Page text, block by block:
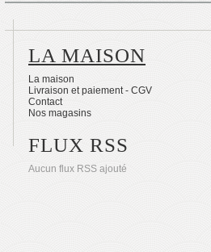
LA MAISON
La maison
Livraison et paiement - CGV
Contact
Nos magasins
FLUX RSS
Aucun flux RSS ajouté